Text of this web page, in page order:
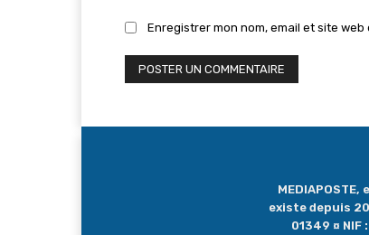
Enregistrer mon nom, email et site
existe depuis
01349 ¤ NIF